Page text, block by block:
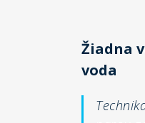
Žiadna
voda